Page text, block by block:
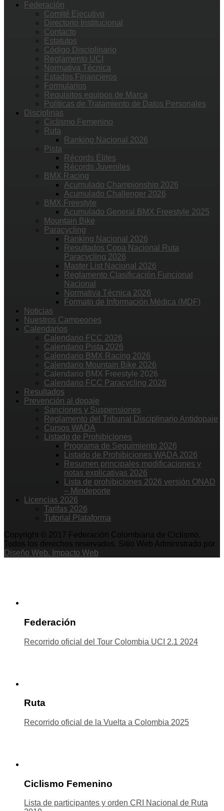
Federación
Comité Ejecutivo
Directorio Institucional
Contacto
Estatutos
Código Disciplinario
Reglamento UCI
Normativa Técnica
Estados Financieros
Formularios
Requisitos equipos de Marca
Políticas de Tratamiento de Datos Personales
Disciplinas
Ciclismo Femenino
Ruta
Ranking Nacional 2026
Pista
Récords Élites
Récords Juveniles
BMX Racing
Acumulado Championship 2026
Acumulado Challenger 2026
BMX Freestyle
Acumulado General BMX Freestyle 2025
Mountain Bike
Paracycling
Ranking Nacional 2026
Resultados Copa Nacional Ruta
Paracycling 2026
Master List Nacional 2026
Reglamento Clasificación Funcional
Nacional
Normativa Técnica 2026
Formato de Información Médica (MDF)
Noticias
Nuestros Campeones
Calendarios
Calendario FCC 2026
Calendario Pista 2026
Calendario BMX Racing 2026
Calendario Mountain Bike 2026
Calendario BMX Freestyle 2026
Calendario FCC Paracycling 2026
Resultados
Prevención al dopaje
Sanciones y Suspensiones
Reglamento del Tribunal Disciplinario Antidopaje
Cursos WADA
Listado de Prohibiciones
Programa de Seguimiento 2026
Listado de Prohibiciones WADA 2026
Resumen principales modificaciones y
notas explicativas 2026
Lista de prohibiciones 2026 versión ONAD
– Mindeporte
Licencias 2026
Tarifas 2026
Tutorial Plataforma
Copyright © 2017 Federación Colombiana de Ciclismo.
Todos los derechos reservados. Sitio Web Administrado por
Diseño Web. Impacto Web
Federación
Recorrido oficial del Tour Colombia UCI 2.1 2024
Ruta
Recorrido oficial de la Vuelta a Colombia 2025
Ciclismo Femenino
Lista de participantes y orden CRI Nacional de Ruta